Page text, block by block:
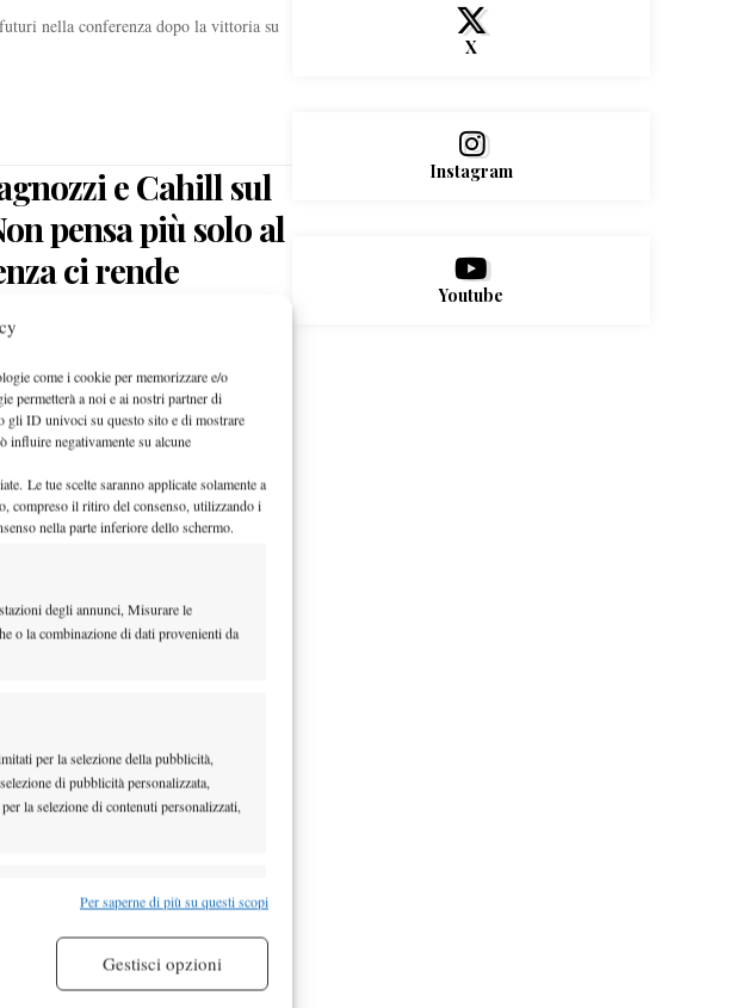
come i cookie per memorizzare e/o
permetterà a noi e ai nostri partner di
gli ID univoci su questo sito e di mostrare
influire negativamente su alcune
Le tue scelte saranno applicate solamente a
compreso il ritiro del consenso, utilizzando i
nella parte inferiore dello schermo.
degli annunci, Misurare le
o la combinazione di dati provenienti da
per la selezione della pubblicità,
di pubblicità personalizzata,
la selezione di contenuti personalizzati,
Per saperne di più su questi scopi
Gestisci opzioni
nella conferenza dopo la vittoria su
e Cahill sul
pensa più solo al
ci rende
“Jannik ha
qui”
“Zverev vicino
Slam
X
Instagram
Youtube